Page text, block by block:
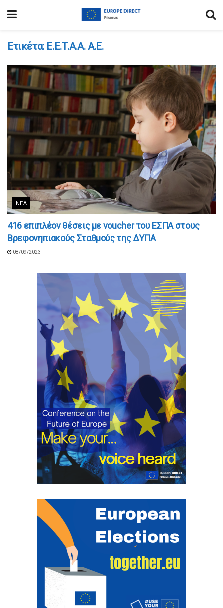
Ετικέτα: Ε.Ε.Τ.Α.Α. Α.Ε.
ΝΈΑ
416 επιπλέον θέσεις με voucher του ΕΣΠΑ στους
Βρεφονηπιακούς Σταθμούς της ΔΥΠΑ
08/09/2023